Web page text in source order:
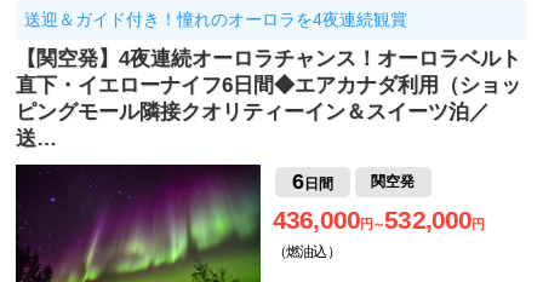
送迎＆ガイド付き！憧れのオーロラを4夜連続観賞
【関空発】4夜連続オーロラチャンス！オーロラベルト
直下・イエローナイフ6日間◆エアカナダ利用（ショッ
ピングモール隣接クオリティーイン＆スイーツ泊／
送…
6日間 関空発
436,000円～532,000円
（燃油込）